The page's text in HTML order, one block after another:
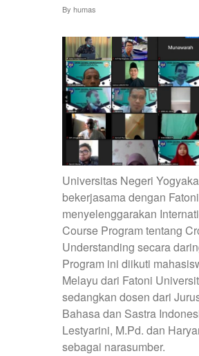
By humas
Universitas Negeri
bekerjasama dengan
menyelenggarakan
Course Program tentang
Understanding secara
Program ini diikuti
Melayu dari Fatoni
sedangkan dosen dari
Bahasa dan Sastra
Lestyarini, M.Pd. dan
sebagai narasumber.